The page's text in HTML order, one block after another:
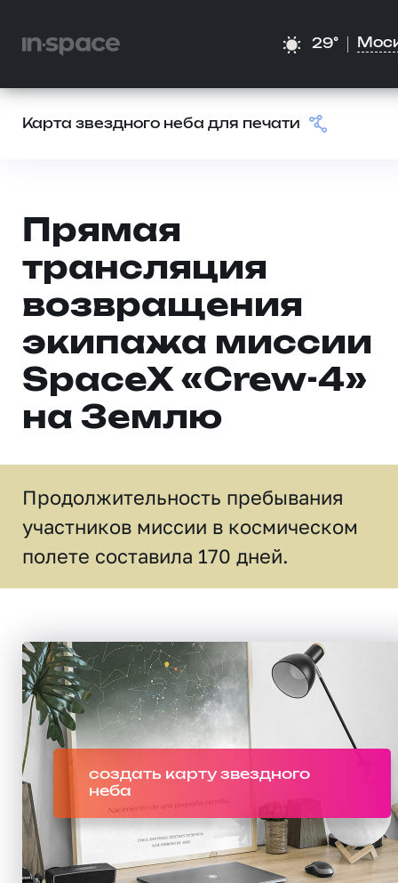
29°
Карта звездного неба для печати
Прямая
трансляция
возвращения
экипажа миссии
SpaceX «Crew-4»
на Землю
Продолжительность пребывания
участников миссии в космическом
полете составила 170 дней.
создать карту звездного
неба